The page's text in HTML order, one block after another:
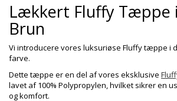
Lækkert Fluffy Tæppe
Brun
Vi introducere vores luksuriøse Fluffy tæppe i
farve.
Dette tæppe er en del af vores eksklusive
lavet af 100% Polypropylen, hvilket sikrer en
og komfort.